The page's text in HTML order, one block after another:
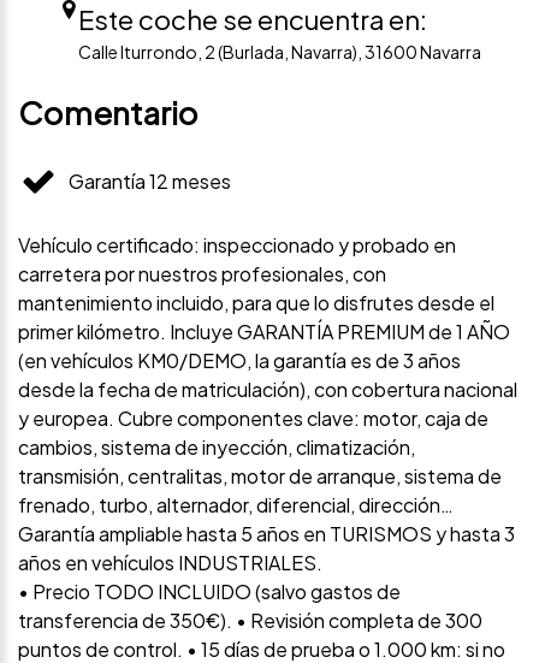
Este coche se encuentra en:
Calle Iturrondo, 2 (Burlada, Navarra), 31600 Navarra
Comentario
Garantía 12 meses
Vehículo certificado: inspeccionado y probado en
carretera por nuestros profesionales, con
mantenimiento incluido, para que lo disfrutes desde el
primer kilómetro. Incluye GARANTÍA PREMIUM de 1 AÑO
(en vehículos KM0/DEMO, la garantía es de 3 años
desde la fecha de matriculación), con cobertura nacional
y europea. Cubre componentes clave: motor, caja de
cambios, sistema de inyección, climatización,
transmisión, centralitas, motor de arranque, sistema de
frenado, turbo, alternador, diferencial, dirección…
Garantía ampliable hasta 5 años en TURISMOS y hasta 3
años en vehículos INDUSTRIALES.
• Precio TODO INCLUIDO (salvo gastos de
transferencia de 350€). • Revisión completa de 300
puntos de control. • 15 días de prueba o 1.000 km: si no